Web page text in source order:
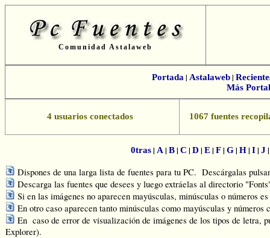
Comunidad Astalaweb
Portada| Astalaweb|
Más
4 usuarios conectados 1067 fuentes
0tras| A | B| C | D | E| F| G| H| I| J
Dispones de una larga lista de fuentes para tu PC. Descárgalas
Descarga las fuentes que desees y luego extráelas al directorio
Si en las imágenes no aparecen mayúsculas, minúsculas o números
En otro caso aparecen tanto minúsculas como mayúsculas y números
En caso de error de visualización de imágenes de los tipos de letra,
Explorer).